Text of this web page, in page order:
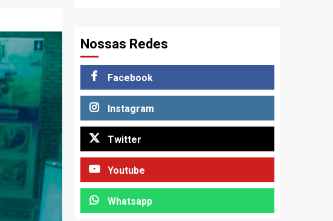
Nossas Redes
Facebook
Instagram
Twitter
Youtube
Whatsapp